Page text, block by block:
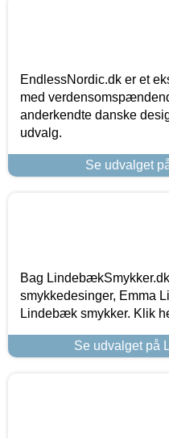
EndlessNordic.dk er et
med
anderkendte danske
udvalg.
Se udvalget
Bag
smykkedesinger, Emma
Lindebæk smykker. Klik
Se udvalget på